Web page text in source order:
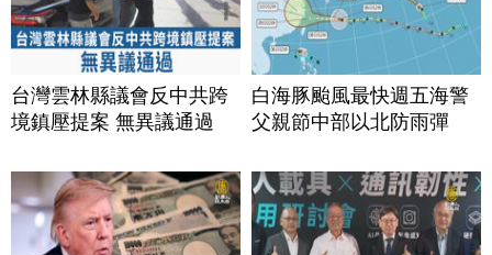
台灣雲林縣議會反中共跨
境鎮壓提案 無異議通過
白海豚颱風最快週五海警
父親節中部以北防雨彈